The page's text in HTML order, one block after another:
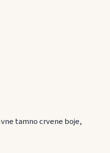
tamno crvene boje,